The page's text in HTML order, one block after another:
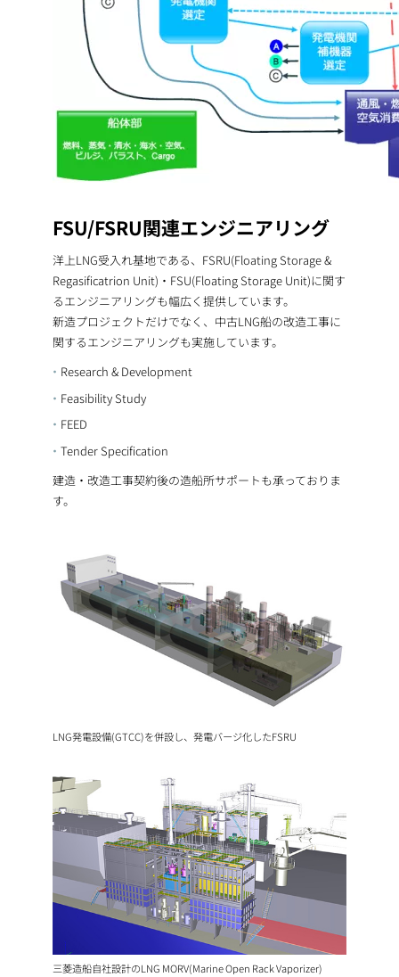
FSU/FSRU関連エンジニアリング
洋上LNG受入れ基地である、FSRU(Floating Storage &
Regasificatrion Unit)・FSU(Floating Storage Unit)に関す
るエンジニアリングも幅広く提供しています。
新造プロジェクトだけでなく、中古LNG船の改造工事に
関するエンジニアリングも実施しています。
Research & Development
Feasibility Study
FEED
Tender Specification
建造・改造工事契約後の造船所サポートも承っておりま
す。
LNG発電設備(GTCC)を併設し、発電バージ化したFSRU
三菱造船自社設計のLNG MORV(Marine Open Rack Vaporizer)